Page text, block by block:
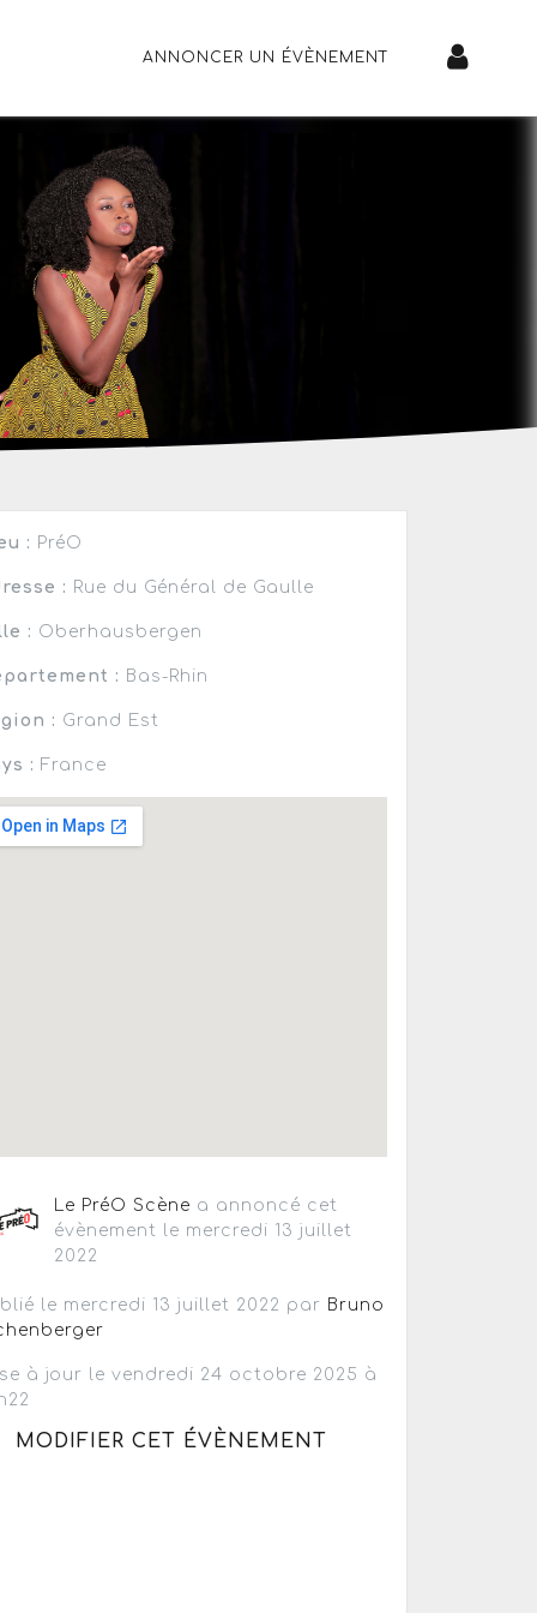
ANNONCER UN ÉVÈNEMENT
: PréO
: Rue du Général de Gaulle
: Oberhausbergen
: Bas-Rhin
: Grand Est
: France
Le PréO Scène a annoncé cet
évènement le mercredi 13 juillet
2022
le mercredi 13 juillet 2022 par Bruno
à jour le vendredi 24 octobre 2025 à
MODIFIER CET ÉVÈNEMENT